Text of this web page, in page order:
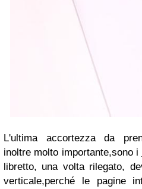
L'ultima accortezza da
inoltre molto importante,sono i
libretto, una volta rilegato,
verticale,perché le pagine